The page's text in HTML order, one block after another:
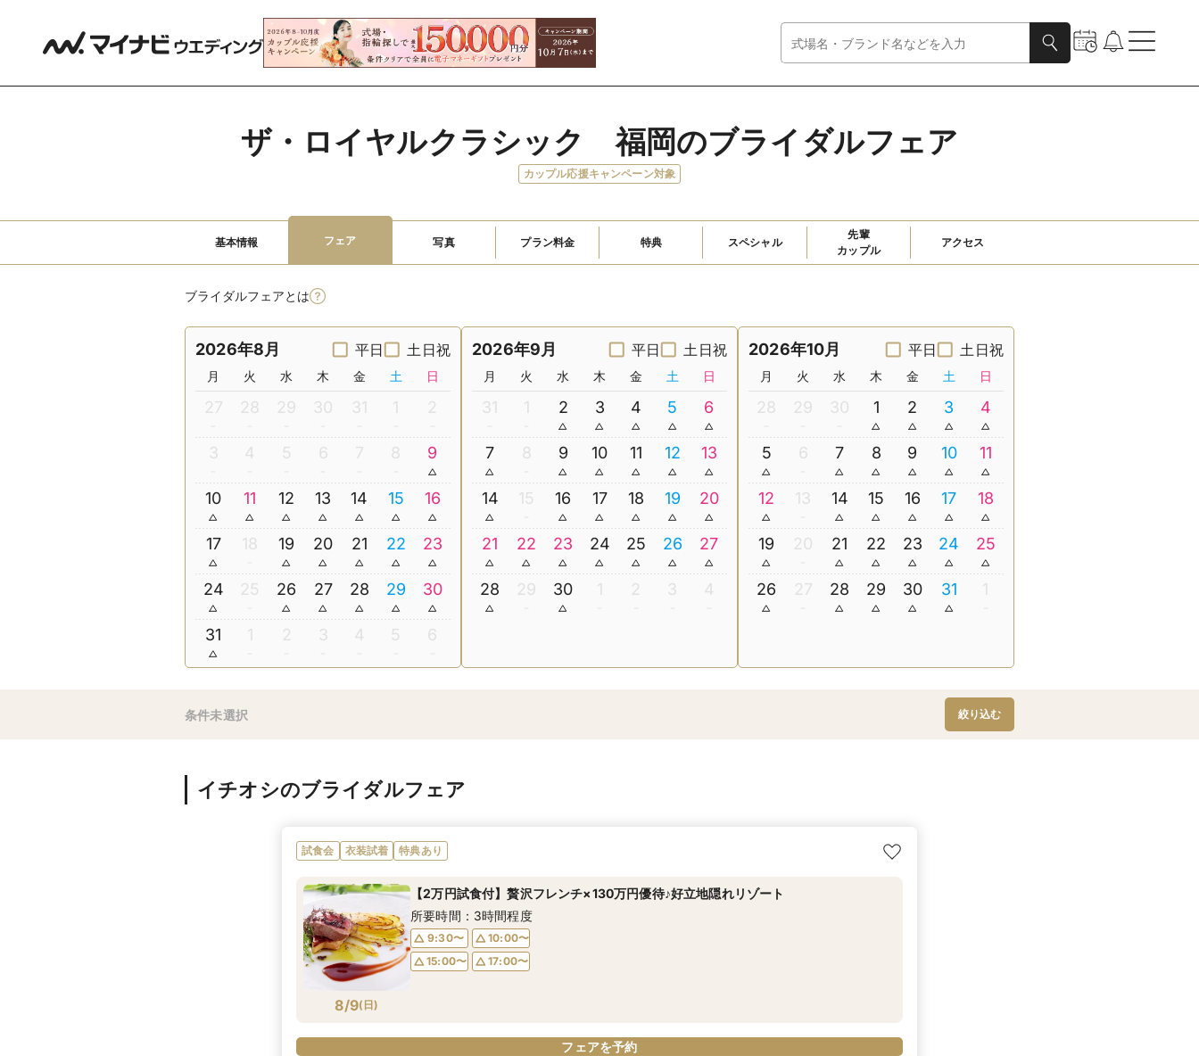
ザ・ロイヤルクラシック　福岡のブライダルフェア
カップル応援キャンペーン対象
基本情報 フェア 写真 プラン料金 特典 スペシャル
先輩
カップル
アクセス
ブライダルフェアとは
2026年8月 平日 土日祝
月 火 水 木 金 土 日
27 28 29 30 31 1 2
3 4 5 6 7 8 9
10 11 12 13 14 15 16
17 18 19 20 21 22 23
24 25 26 27 28 29 30
31 1 2 3 4 5 6
2026年9月 平日 土日祝
月 火 水 木 金 土 日
31 1 2 3 4 5 6
7 8 9 10 11 12 13
14 15 16 17 18 19 20
21 22 23 24 25 26 27
28 29 30 1 2 3 4
2026年10月 平日 土日祝
月 火 水 木 金 土 日
28 29 30 1 2 3 4
5 6 7 8 9 10 11
12 13 14 15 16 17 18
19 20 21 22 23 24 25
26 27 28 29 30 31 1
条件未選択 絞り込む
イチオシのブライダルフェア
試食会 衣装試着 特典あり
8/9( 日)
【2万円試食付】贅沢フレンチ×130万円優待♪好立地隠れリゾート
所要時間：3時間程度
9:30〜
10:00〜
15:00〜
17:00〜
フェアを予約